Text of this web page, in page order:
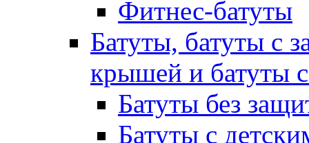
Фитнес-батуты
Батуты, батуты с
крышей и батуты
Батуты без
Батуты с